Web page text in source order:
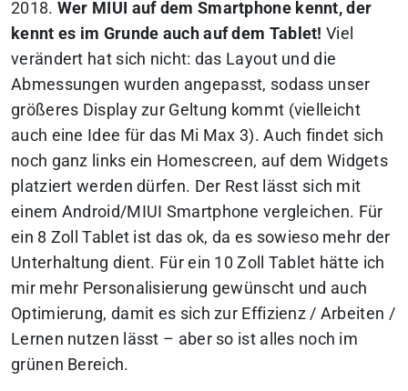
2018. Wer MIUI auf dem Smartphone kennt, der
kennt es im Grunde auch auf dem Tablet! Viel
verändert hat sich nicht: das Layout und die
Abmessungen wurden angepasst, sodass unser
größeres Display zur Geltung kommt (vielleicht
auch eine Idee für das Mi Max 3). Auch findet sich
noch ganz links ein Homescreen, auf dem Widgets
platziert werden dürfen. Der Rest lässt sich mit
einem Android/MIUI Smartphone vergleichen. Für
ein 8 Zoll Tablet ist das ok, da es sowieso mehr der
Unterhaltung dient. Für ein 10 Zoll Tablet hätte ich
mir mehr Personalisierung gewünscht und auch
Optimierung, damit es sich zur Effizienz / Arbeiten /
Lernen nutzen lässt – aber so ist alles noch im
grünen Bereich.